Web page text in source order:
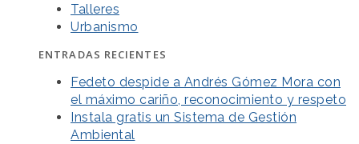
Talleres
Urbanismo
ENTRADAS RECIENTES
Fedeto despide a Andrés Gómez Mora con
el máximo cariño, reconocimiento y respeto
Instala gratis un Sistema de Gestión
Ambiental